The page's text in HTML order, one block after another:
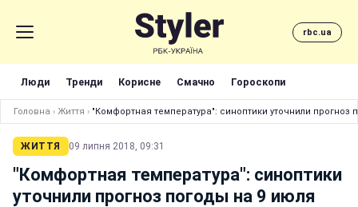
rbc.ua
Люди Тренди Корисне Смачно Гороскопи
Головна › Життя › "Комфортная температура": синоптики уточнили прогноз
ЖИТТЯ 09 липня 2018, 09:31
"Комфортная температура": синоптики
уточнили прогноз погоды на 9 июля